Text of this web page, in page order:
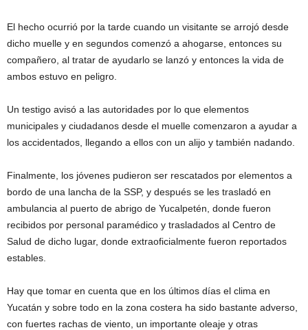
El hecho ocurrió por la tarde cuando un visitante se arrojó desde
dicho muelle y en segundos comenzó a ahogarse, entonces su
compañero, al tratar de ayudarlo se lanzó y entonces la vida de
ambos estuvo en peligro.
Un testigo avisó a las autoridades por lo que elementos
municipales y ciudadanos desde el muelle comenzaron a ayudar a
los accidentados, llegando a ellos con un alijo y también nadando.
Finalmente, los jóvenes pudieron ser rescatados por elementos a
bordo de una lancha de la SSP, y después se les trasladó en
ambulancia al puerto de abrigo de Yucalpetén, donde fueron
recibidos por personal paramédico y trasladados al Centro de
Salud de dicho lugar, donde extraoficialmente fueron reportados
estables.
Hay que tomar en cuenta que en los últimos días el clima en
Yucatán y sobre todo en la zona costera ha sido bastante adverso,
con fuertes rachas de viento, un importante oleaje y otras